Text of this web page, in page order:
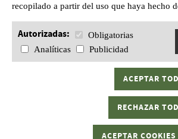
recopilado a partir del uso que haya hecho
Autorizadas:
Obligatorias
Analíticas
Publicidad
ACEPTAR
RECHAZAR
ACEPTAR
Gran Kaptura, S.L.U C/ Sant Pau, 1 17600
Todos los derechos reservados Aviso legal